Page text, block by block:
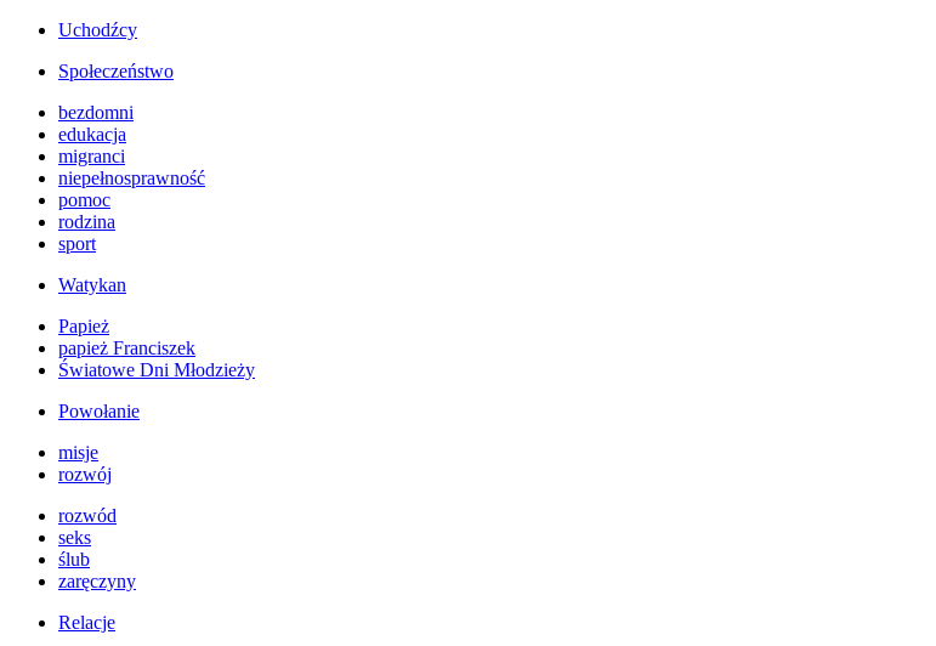
Uchodźcy
Społeczeństwo
bezdomni
edukacja
migranci
niepełnosprawność
pomoc
rodzina
sport
Watykan
Papież
papież Franciszek
Światowe Dni Młodzieży
Powołanie
misje
rozwój
rozwód
seks
ślub
zaręczyny
Relacje